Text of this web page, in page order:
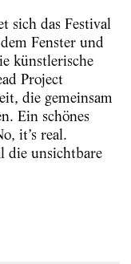
sich das Festival
Fenster und
künstlerische
Project
die gemeinsam
Ein schönes
it’s real.
die unsichtbare